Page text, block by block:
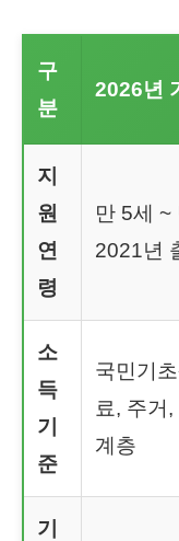
구
분
2026년
지
원
연
령
만 5세 ~
2021년
소
득
기
준
국민기
료, 주거
계층
기